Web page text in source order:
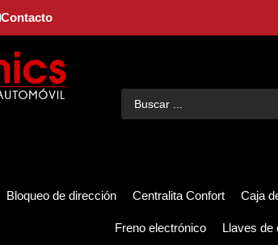
Contacto
Bloqueo de dirección Centralita Confort Caja
Freno electrónico Llaves de